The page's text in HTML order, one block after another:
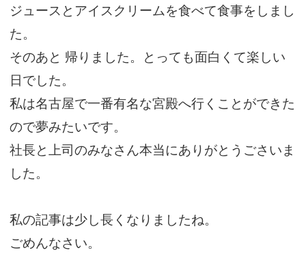
ジュースとアイスクリームを食べて食事をしまし
た。
そのあと 帰りました。とっても面白くて楽しい
日でした。
私は名古屋で一番有名な宮殿へ行くことができた
ので夢みたいです。
社長と上司のみなさん本当にありがとうごさいま
した。
私の記事は少し長くなりましたね。
ごめんなさい。